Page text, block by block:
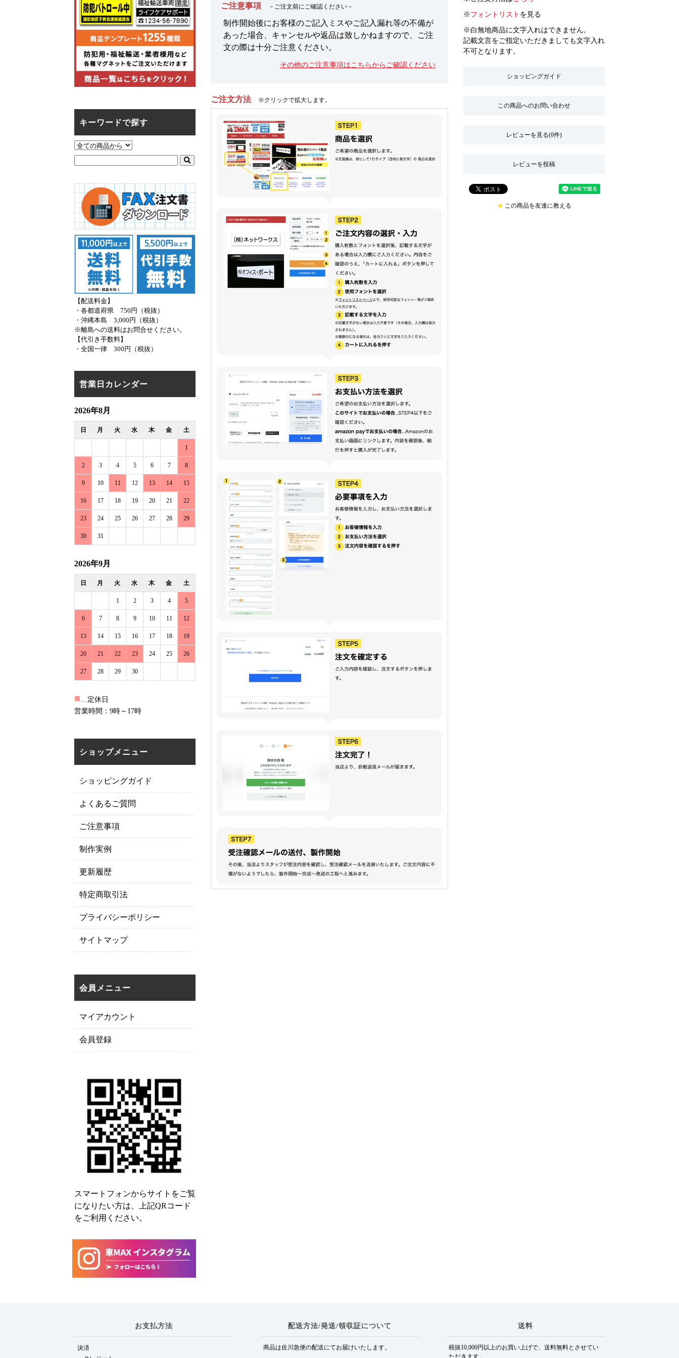
ご注意事項 －ご注文前にご確認ください－
制作開始後にお客様のご記入ミスやご記入漏れ等の不備が
あった場合、キャンセルや返品は致しかねますので、ご注
文の際は十分ご注意ください。
その他のご注意事項はこちらからご確認ください
ご注文方法 ※クリックで拡大します。
※ フォントリスト を見る
※白無地商品に文字入れはできません。
記載文言をご指定いただきましても文字入れ
不可となります。
ショッピングガイド
この商品へのお問い合わせ
レビューを見る(0件)
レビューを投稿
★ この商品を友達に教える
キーワードで探す
【配送料金】
・各都道府県 750円（税抜）
・沖縄本島 3,000円（税抜）
※離島への送料はお問合せください。
【代引き手数料】
・全国一律 300円（税抜）
営業日カレンダー
2026年8月
日 月 火 水 木 金 土
1
2 3 4 5 6 7 8
9 10 11 12 13 14 15
16 17 18 19 20 21 22
23 24 25 26 27 28 29
30 31
2026年9月
日 月 火 水 木 金 土
1 2 3 4 5
6 7 8 9 10 11 12
13 14 15 16 17 18 19
20 21 22 23 24 25 26
27 28 29 30
■ …定休日
営業時間：9時～17時
ショップメニュー
ショッピングガイド
よくあるご質問
ご注意事項
制作実例
更新履歴
特定商取引法
プライバシーポリシー
サイトマップ
会員メニュー
マイアカウント
会員登録
スマートフォンからサイトをご覧
になりたい方は、上記QRコード
をご利用ください。
お支払方法
決済
配送方法/発送/領収証について
商品は佐川急便の配送にてお届けいたします。
送料
税抜10,000円以上のお買い上げで、送料無料とさせてい